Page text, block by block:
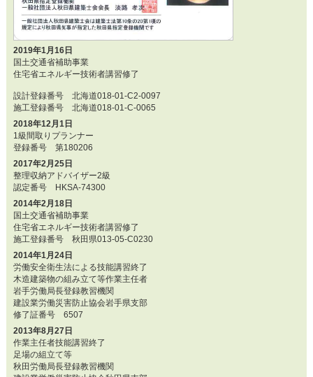
2019年1月16日
国土交通省補助事業
住宅省エネルギー技術者講習修了
設計登録番号 北海道018-01-C2-0097
施工登録番号 北海道018-01-C-0065
2018年12月1日
1級間取りプランナー
登録番号 第180206
2017年2月25日
整理収納アドバイザー2級
認定番号 HKSA-74300
2014年2月18日
国土交通省補助事業
住宅省エネルギー技術者講習修了
施工登録番号 秋田県013-05-C0230
2014年1月24日
労働安全衛生法による技能講習終了
木造建築物の組み立て等作業主任者
岩手労働局長登録教習機関
建設業労働災害防止協会岩手県支部
修了証番号 6507
2013年8月27日
作業主任者技能講習終了
足場の組立て等
秋田労働局長登録教習機関